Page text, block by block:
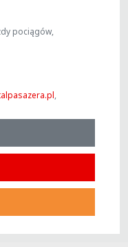
pociągów,
,